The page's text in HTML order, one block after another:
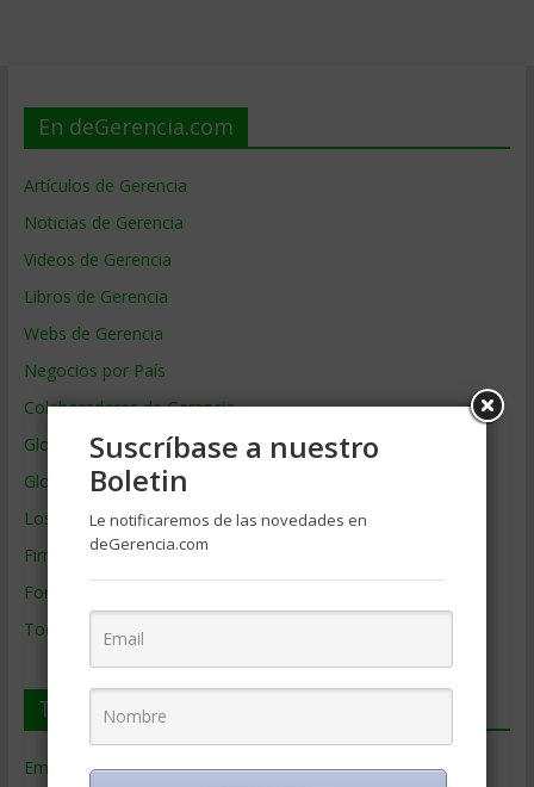
En deGerencia.com
Artículos de Gerencia
Noticias de Gerencia
Videos de Gerencia
Libros de Gerencia
Webs de Gerencia
Negocios por País
Colaboradores de Gerencia
Glosario
Glosario Inglés – Español
Los mejores MBA
Firmas de Gerencia
Formación de Gerencia
Todos los Temas
Temas de Gerencia
Empresas de Gerencia(38)
Suscríbase a nuestro
Boletin
Le notificaremos de las novedades en
deGerencia.com